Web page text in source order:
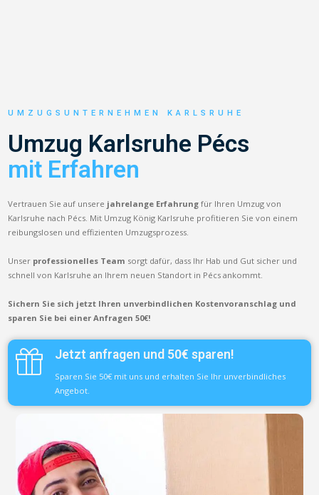
UMZUGSUNTERNEHMEN KARLSRUHE
Umzug Karlsruhe Pécs
mit Erfahren
Vertrauen Sie auf unsere jahrelange Erfahrung für Ihren Umzug von
Karlsruhe nach Pécs. Mit Umzug König Karlsruhe profitieren Sie von einem
reibungslosen und effizienten Umzugsprozess.
Unser professionelles Team sorgt dafür, dass Ihr Hab und Gut sicher und
schnell von Karlsruhe an Ihrem neuen Standort in Pécs ankommt.
Sichern Sie sich jetzt Ihren unverbindlichen Kostenvoranschlag und
sparen Sie bei einer Anfragen 50€!
Jetzt anfragen und 50€ sparen!
Sparen Sie 50€ mit uns und erhalten Sie Ihr unverbindliches
Angebot.